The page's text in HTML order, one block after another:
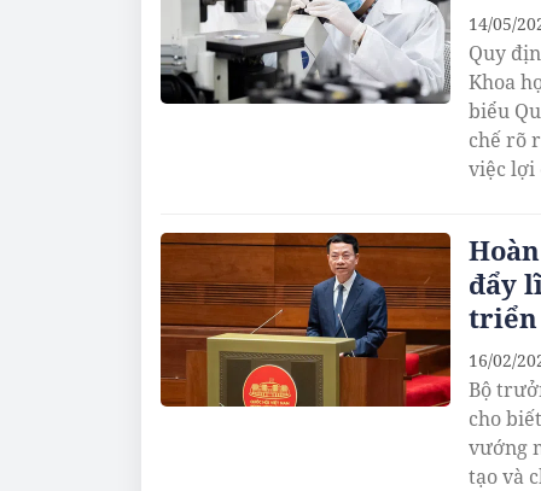
Quy
Khoa
biểu
chế rõ
việc lợi
14/05/
đẩy
triển
Bộ
cho
vướng
tạo và
16/02/